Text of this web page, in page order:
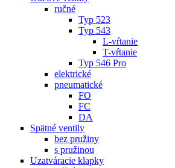
ručné
Typ 523
Typ 543
L-vŕtanie
T-vŕtanie
Typ 546 Pro
elektrické
pneumatické
FO
FC
DA
Spätné ventily
bez pružiny
s pružinou
Uzatváracie klapky